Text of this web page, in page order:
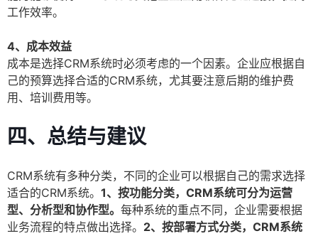
工作效率。
4、成本效益
成本是选择CRM系统时必须考虑的一个因素。企业应根据自
己的预算选择合适的CRM系统，尤其要注意后期的维护费
用、培训费用等。
四、总结与建议
CRM系统有多种分类，不同的企业可以根据自己的需求选择
适合的CRM系统。 1、按功能分类，CRM系统可分为运营
型、分析型和协作型。 每种系统的重点不同，企业需要根据
业务流程的特点做出选择。 2、按部署方式分类，CRM系统